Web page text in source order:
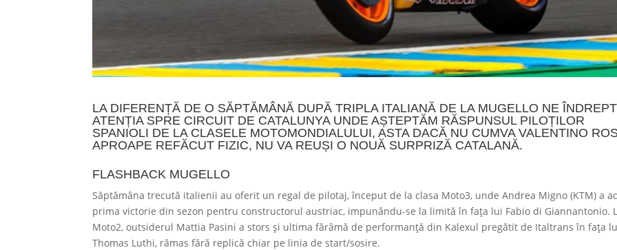
LA DIFERENȚĂ DE O SĂPTĂMÂNĂ DUPĂ TRIPLA ITALIANĂ DE LA MUGELLO NE
ATENȚIA SPRE CIRCUIT DE CATALUNYA UNDE AȘTEPTĂM RĂSPUNSUL PILOȚILOR
SPANIOLI DE LA CLASELE MOTOMONDIALULUI, ASTA DACĂ NU CUMVA VALENTINO
APROAPE REFĂCUT FIZIC, NU VA REUȘI O NOUĂ SURPRIZĂ CATALANĂ.
FLASHBACK MUGELLO
Săptămâna trecută italienii au oferit un regal de pilotaj, început de la clasa Moto3, unde Andrea Migno (KTM) a
prima victorie din sezon pentru constructorul austriac, impunându-se la limită în fața lui Fabio di Giannantonio.
Moto2, outsiderul Mattia Pasini a stors și ultima fărâmă de performanță din Kalexul pregătit de Italtrans în fața
Thomas Luthi, rămas fără replică chiar pe linia de start/sosire.